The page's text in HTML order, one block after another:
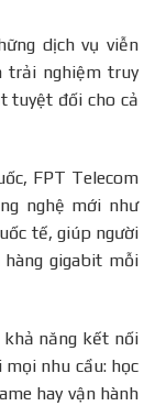
dịch vụ viễn
trải nghiệm truy
tuyệt đối cho cả
FPT Telecom
nghệ mới như
tế, giúp người
gigabit mỗi
năng kết nối
nhu cầu: học
hay vận hành